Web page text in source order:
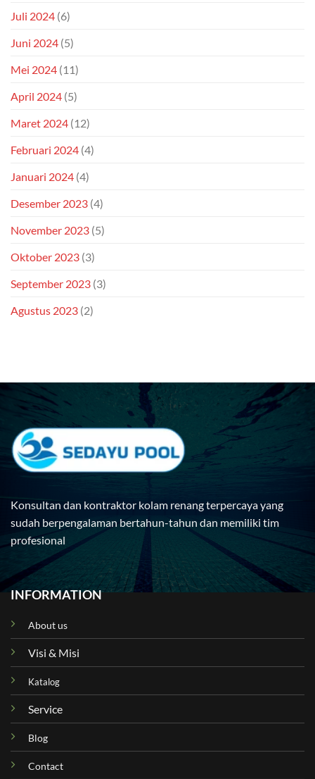
Juli 2024 (6)
Juni 2024 (5)
Mei 2024 (11)
April 2024 (5)
Maret 2024 (12)
Februari 2024 (4)
Januari 2024 (4)
Desember 2023 (4)
November 2023 (5)
Oktober 2023 (3)
September 2023 (3)
Agustus 2023 (2)
Konsultan dan kontraktor kolam renang terpercaya yang
sudah berpengalaman bertahun-tahun dan memiliki tim
profesional
INFORMATION
About us
Visi & Misi
Katalog
Service
Blog
Contact